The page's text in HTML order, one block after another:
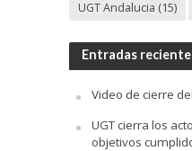
UGT Andalucia (15)
Entradas
Video de cierre
UGT cierra los
objetivos